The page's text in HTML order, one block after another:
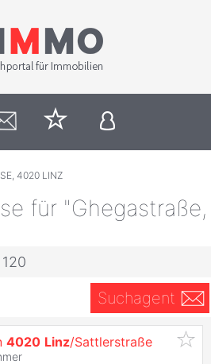
4020 LINZ
für "Ghegastraße,
Suchagent
4020 Linz/Sattlerstraße